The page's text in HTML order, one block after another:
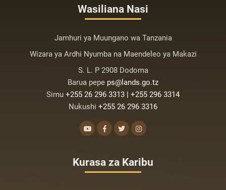
Wasiliana Nasi
Jamhuri ya Muungano wa Tanzania
Wizara ya Ardhi Nyumba na Maendeleo ya Makazi
S. L. P 2908 Dodoma
Barua pepe ps@lands.go.tz
Simu +255 26 296 3313 | +255 296 3314
Nukushi +255 26 296 3316
Kurasa za Karibu